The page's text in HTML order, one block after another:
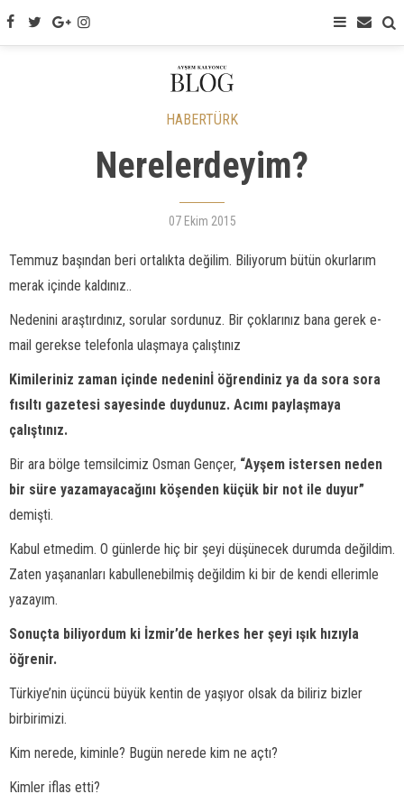
HABERTÜRK
Nerelerdeyim?
07 Ekim 2015
Temmuz başından beri ortalıkta değilim. Biliyorum bütün okurlarım
merak içinde kaldınız..
Nedenini araştırdınız, sorular sordunuz. Bir çoklarınız bana gerek e-
mail gerekse telefonla ulaşmaya çalıştınız
Kimileriniz zaman içinde nedeninİ öğrendiniz ya da sora sora
fısıltı gazetesi sayesinde duydunuz. Acımı paylaşmaya
çalıştınız.
Bir ara bölge temsilcimiz Osman Gençer, “Ayşem istersen neden
bir süre yazamayacağını köşenden küçük bir not ile duyur”
demişti.
Kabul etmedim. O günlerde hiç bir şeyi düşünecek durumda değildim.
Zaten yaşananları kabullenebilmiş değildim ki bir de kendi ellerimle
yazayım.
Sonuçta biliyordum ki İzmir’de herkes her şeyi ışık hızıyla
öğrenir.
Türkiye’nin üçüncü büyük kentin de yaşıyor olsak da biliriz bizler
birbirimizi.
Kim nerede, kiminle? Bugün nerede kim ne açtı?
Kimler iflas etti?